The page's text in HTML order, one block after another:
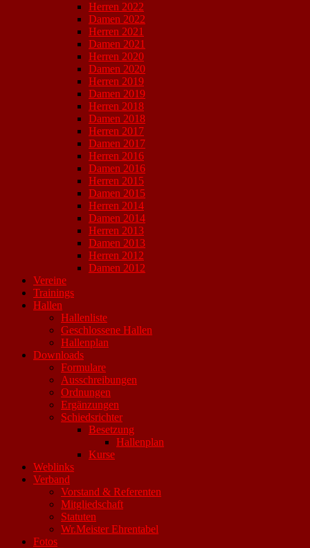
Herren 2022
Damen 2022
Herren 2021
Damen 2021
Herren 2020
Damen 2020
Herren 2019
Damen 2019
Herren 2018
Damen 2018
Herren 2017
Damen 2017
Herren 2016
Damen 2016
Herren 2015
Damen 2015
Herren 2014
Damen 2014
Herren 2013
Damen 2013
Herren 2012
Damen 2012
Vereine
Trainings
Hallen
Hallenliste
Geschlossene Hallen
Hallenplan
Downloads
Formulare
Ausschreibungen
Ordnungen
Ergänzungen
Schiedsrichter
Besetzung
Hallenplan
Kurse
Weblinks
Verband
Vorstand & Referenten
Mitgliedschaft
Statuten
Wr.Meister Ehrentabel
Fotos